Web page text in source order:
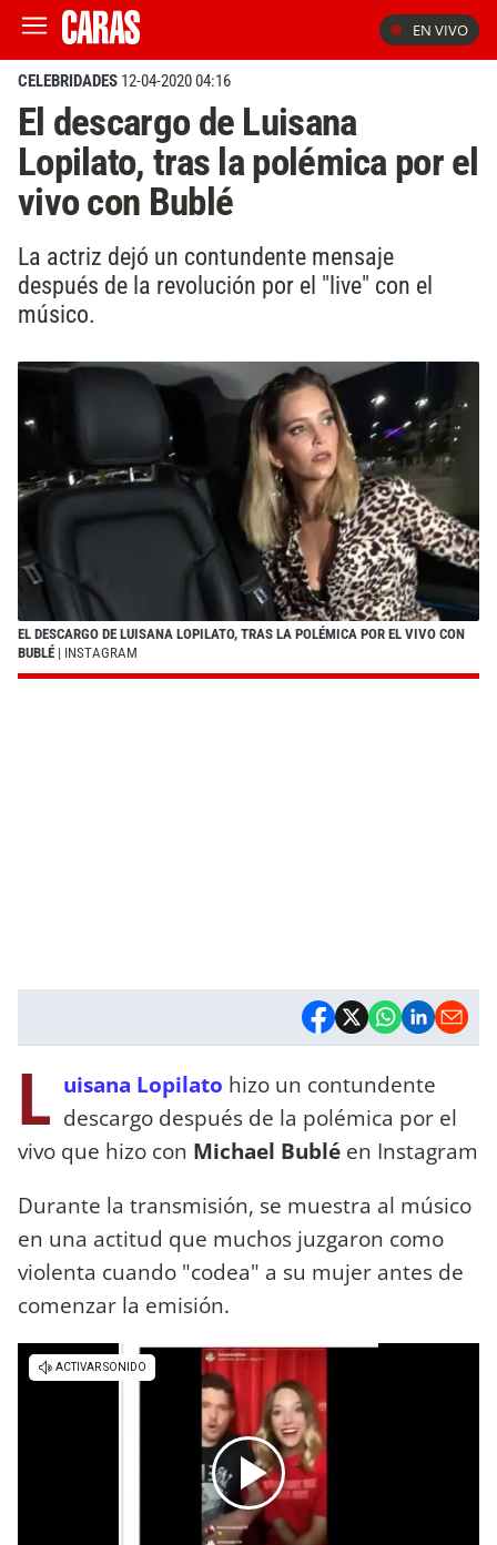
EN VIVO
CELEBRIDADES 12-04-2020 04:16
El descargo de Luisana
Lopilato, tras la polémica por el
vivo con Bublé
La actriz dejó un contundente mensaje
después de la revolución por el "live" con el
músico.
EL DESCARGO DE LUISANA LOPILATO, TRAS LA POLÉMICA POR EL VIVO CON
BUBLÉ | INSTAGRAM
L uisana Lopilato hizo un contundente
descargo después de la polémica por el
vivo que hizo con Michael Bublé en Instagram
Durante la transmisión, se muestra al músico
en una actitud que muchos juzgaron como
violenta cuando "codea" a su mujer antes de
comenzar la emisión.